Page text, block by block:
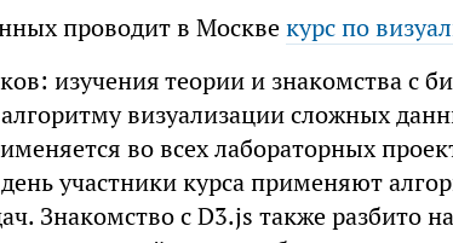
проводит в Москвекурс по
изучения теории и знакомства с
визуализации сложных
во всех лабораторных
участники курса применяют
Знакомство с D3.js также разбито